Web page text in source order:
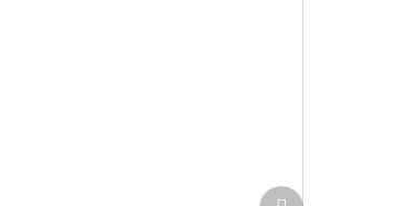
Další